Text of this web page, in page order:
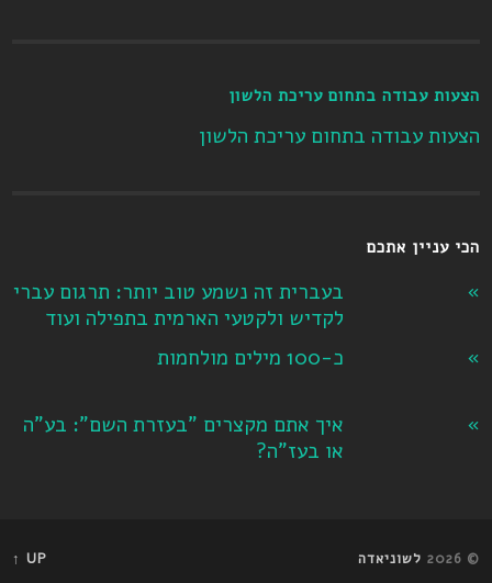
הצעות עבודה בתחום עריכת הלשון
הצעות עבודה בתחום עריכת הלשון
הכי עניין אתכם
בעברית זה נשמע טוב יותר: תרגום עברי
לקדיש ולקטעי הארמית בתפילה ועוד
כ-100 מילים מולחמות
איך אתם מקצרים "בעזרת השם": בע"ה
או בעז"ה?
© 2026 לשוניאדה UP ↑